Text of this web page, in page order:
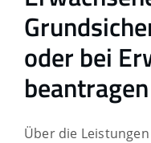
oder bei
beantragen
Über die